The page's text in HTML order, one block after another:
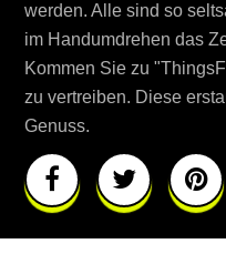
werden. Alle sind so
im Handumdrehen das
Kommen Sie zu
zu vertreiben. Diese
Genuss.